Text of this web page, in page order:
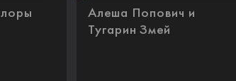
Алеша Попович и
Тугарин Змей